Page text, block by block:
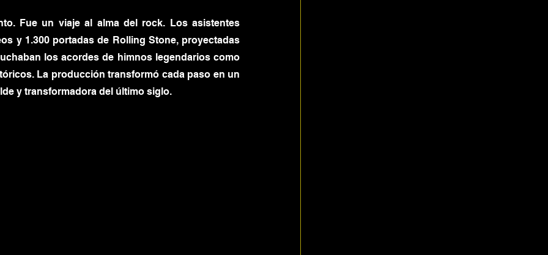
Fue un viaje al alma del rock. Los asistentes
y 1.300 portadas de Rolling Stone, proyectadas
los acordes de himnos legendarios como
La producción transformó cada paso en un
y transformadora del último siglo.